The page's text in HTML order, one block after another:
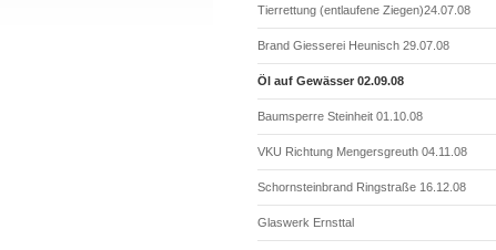
Tierrettung (entlaufene Ziegen)24.07.08
Brand Giesserei Heunisch 29.07.08
Öl auf Gewässer 02.09.08
Baumsperre Steinheit 01.10.08
VKU Richtung Mengersgreuth 04.11.08
Schornsteinbrand Ringstraße 16.12.08
Glaswerk Ernsttal